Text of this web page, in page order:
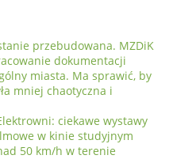
przebudowana. MZDiK
dokumentacji
miasta. Ma sprawić, by
mniej chaotyczna i
ciekawe wystawy
w kinie studyjnym
50 km/h w terenie